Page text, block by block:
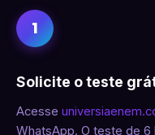
1
Solicite o teste
Acesse
WhatsApp. O teste de 6